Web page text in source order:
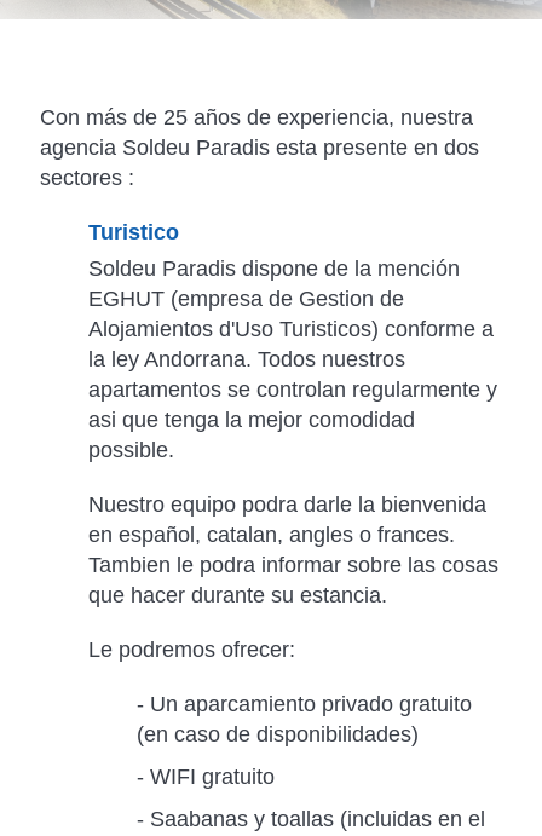
Con más de 25 años de experiencia, nuestra
agencia Soldeu Paradis esta presente en dos
sectores :
Turistico
Soldeu Paradis dispone de la mención
EGHUT (empresa de Gestion de
Alojamientos d'Uso Turisticos) conforme a
la ley Andorrana. Todos nuestros
apartamentos se controlan regularmente y
asi que tenga la mejor comodidad
possible.
Nuestro equipo podra darle la bienvenida
en español, catalan, angles o frances.
Tambien le podra informar sobre las cosas
que hacer durante su estancia.
Le podremos ofrecer:
- Un aparcamiento privado gratuito
(en caso de disponibilidades)
- WIFI gratuito
- Saabanas y toallas (incluidas en el